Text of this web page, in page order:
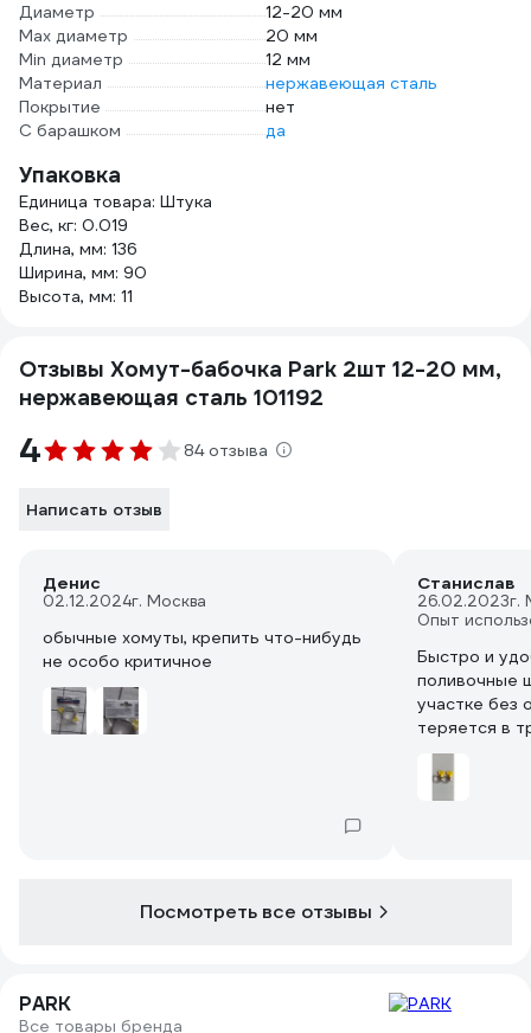
Диаметр
12-20 мм
Max диаметр
20 мм
Min диаметр
12 мм
Материал
нержавеющая сталь
Покрытие
нет
С барашком
да
Упаковка
Единица товара: Штука
Вес, кг: 0.019
Длина, мм: 136
Ширина, мм: 90
Высота, мм: 11
Отзывы Хомут-бабочка Park 2шт 12-20 мм,
нержавеющая сталь 101192
4 84 отзыва
Написать отзыв
Денис
02.12.2024г. Москва
обычные хомуты, крепить что-нибудь
не особо критичное
Станислав
26.02.2023г.
Опыт
Быстро и
поливочные
участке без
теряется в
Посмотреть все отзывы
PARK
Все товары бренда